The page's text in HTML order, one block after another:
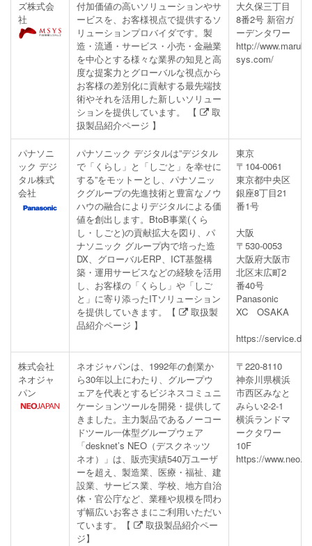
ズ株式会
社
付加価値の高いソリューションやサ
ービスを、お客様視点で提供するソ
リューションプロバイダです。製
造・流通・サービス・小売・金融業
を中心とする様々な業界の知見と高
度な提案力とグローバルな視点から
お客様の差別化に貢献する最先端技
術やそれを活用した新しいソリュー
ションを提供しています。 【
取
扱製品紹介ページ 】
大久保三丁目
8番2号 新宿ガ
ーデンタワー
http://
sys.com/
パナソニ
ック デジ
タル株式
会社
パナソニック デジタルは”デジタル
で「くらし」と「しごと」を幸せに
する”をモットーとし、パナソニッ
クグループの先進技術と豊富なノウ
ハウの融合によりデジタルによる価
値を創出します。BtoB事業(くら
し・しごと)の貢献拡大を図り、パ
ナソニック グループ内で培った造
DX、グローバルERP、ICT基盤構
築・運用サービスなどの経験を活用
し、お客様の「くらし」や「しご
と」に寄り添ったITソリューション
を提供していきます。【
取扱製
品紹介ページ 】
東京
〒104-0061
東京都中央区
銀座8丁目21
番1号
大阪
〒530-0053
大阪府大阪市
北区末広町2
番40号
Panasonic
XC OSAKA
https://
株式会社
ネオジャ
パン
ネオジャパンは、1992年の創業か
ら30年以上にわたり、グループウ
ェアを代表とするビジネスコミュニ
ケーションツールを開発・提供して
きました。主力製品であるノーコー
ドツール一体型グループウェア
「desknet’s NEO（デスクネッツ
ネオ）」は、販売実績540万ユーザ
ーを超え、製造業、医療・福祉、建
設業、サービス業、学校、地方自治
体・官公庁など、業種や規模を問わ
ず幅広いお客さまにご利用いただい
ています。【
取扱製品紹介ペー
ジ】
〒220-8110
神奈川県横浜
市西区みなと
みらい2-2-1
横浜ランドマ
ークタワー
10F
https://